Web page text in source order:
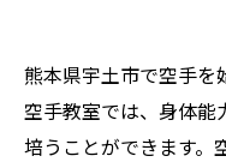
熊本県宇土市で空手を
空手教室では、身体能
培うことができます。